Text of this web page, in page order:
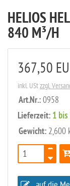
HELIOS
840 M³/H
367,50
inkl. UStzzgl.
Art.Nr.: 0958
Lieferzeit: 1 bis
Gewicht: 2,600